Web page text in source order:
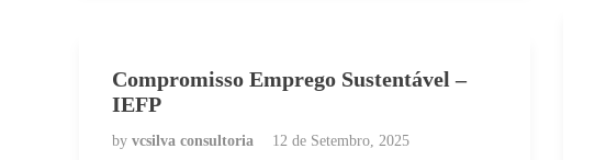
Compromisso Emprego Sustentável –
IEFP
by vcsilva consultoria 12 de Setembro, 2025